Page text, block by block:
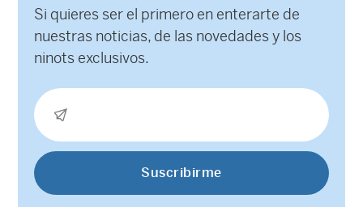
Si quieres ser el primero en enterarte de
nuestras noticias, de las novedades y los
ninots exclusivos.